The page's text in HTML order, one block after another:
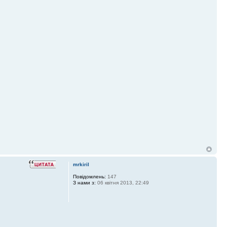
mrkiril
Повідомлень: 147
З нами з: 06 квітня 2013, 22:49